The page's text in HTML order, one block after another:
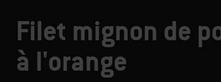
Filet mignon de
à l'orange